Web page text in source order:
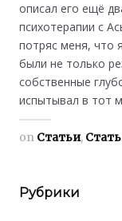
описал его ещё
психотерапии с
потряс меня, что
были не только
собственные
испытывал в тот
on Статьи,
Рубрики